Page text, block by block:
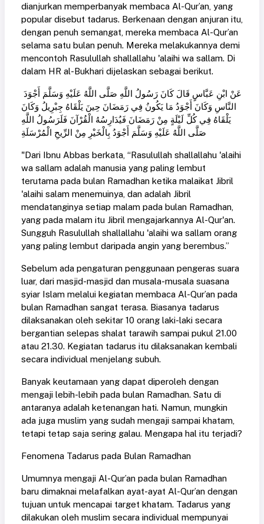
dianjurkan memperbanyak membaca Al-Qur’an, yang
popular disebut tadarus. Berkenaan dengan anjuran itu,
dengan penuh semangat, mereka membaca Al-Qur’an
selama satu bulan penuh. Mereka melakukannya demi
mencontoh Rasulullah shallallahu 'alaihi wa sallam. Di
dalam HR al-Bukhari dijelaskan sebagai berikut.
النَّاسِ وَكَانَ أَجْوَدُ مَا يَكُونُ فِي رَمَضَانَ حِينَ يَلْقَاهُ جِبْرِيلُ وَكَانَ
يَلْقَاهُ فِي كُلِّ لَيْلَةٍ مِنْ رَمَضَانَ فَيُدَارِسُهُ الْقُرْآنَ فَلَرَسُولُ اللَّهِ
صَلَّى اللَّهُ عَلَيْهِ وَسَلَّمَ أَجْوَدُ بِالْخَيْرِ مِنْ الرِّيحِ الْمُرْسَلَةِ
"Dari Ibnu Abbas berkata, “Rasulullah shallallahu 'alaihi
wa sallam adalah manusia yang paling lembut
terutama pada bulan Ramadhan ketika malaikat Jibril
'alaihi salam menemuinya, dan adalah Jibril
mendatanginya setiap malam pada bulan Ramadhan,
yang pada malam itu Jibril mengajarkannya Al-Qur'an.
Sungguh Rasulullah shallallahu 'alaihi wa sallam orang
yang paling lembut daripada angin yang berembus.”
Sebelum ada pengaturan penggunaan pengeras suara
luar, dari masjid-masjid dan musala-musala suasana
syiar Islam melalui kegiatan membaca Al-Qur’an pada
bulan Ramadhan sangat terasa. Biasanya tadarus
dilaksanakan oleh sekitar 10 orang laki-laki secara
bergantian selepas shalat tarawih sampai pukul 21.00
atau 21.30. Kegiatan tadarus itu dilaksanakan kembali
secara individual menjelang subuh.
Banyak keutamaan yang dapat diperoleh dengan
mengaji lebih-lebih pada bulan Ramadhan. Satu di
antaranya adalah ketenangan hati. Namun, mungkin
ada juga muslim yang sudah mengaji sampai khatam,
tetapi tetap saja sering galau. Mengapa hal itu terjadi?
Fenomena Tadarus pada Bulan Ramadhan
Umumnya mengaji Al-Qur’an pada bulan Ramadhan
baru dimaknai melafalkan ayat-ayat Al-Qur’an dengan
tujuan untuk mencapai target khatam. Tadarus yang
dilakukan oleh muslim secara individual mempunyai